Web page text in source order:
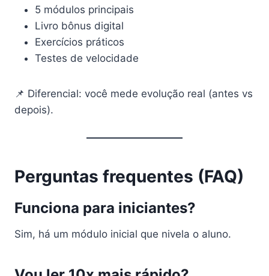
5 módulos principais
Livro bônus digital
Exercícios práticos
Testes de velocidade
📌 Diferencial: você mede evolução real (antes vs
depois).
Perguntas frequentes (FAQ)
Funciona para iniciantes?
Sim, há um módulo inicial que nivela o aluno.